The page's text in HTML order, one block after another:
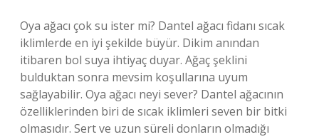
Oya ağacı çok su ister mi? Dantel ağacı fidanı sıcak
iklimlerde en iyi şekilde büyür. Dikim anından
itibaren bol suya ihtiyaç duyar. Ağaç şeklini
bulduktan sonra mevsim koşullarına uyum
sağlayabilir. Oya ağacı neyi sever? Dantel ağacının
özelliklerinden biri de sıcak iklimleri seven bir bitki
olmasıdır. Sert ve uzun süreli donların olmadığı